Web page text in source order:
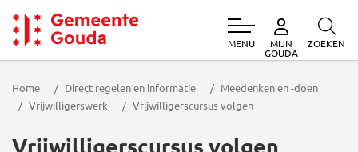
Gemeente Gouda
MENU MIJN
GOUDA
ZOEKEN
Home Direct regelen en informatie
Meedenken en -doen
Vrijwilligerswerk
Vrijwilligerscursus volgen
Vrijwilligerscursus volgen